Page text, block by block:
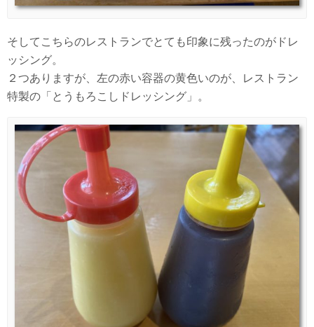
そしてこちらのレストランでとても印象に残ったのがドレ
ッシング。
２つありますが、左の赤い容器の黄色いのが、レストラン
特製の「とうもろこしドレッシング」。